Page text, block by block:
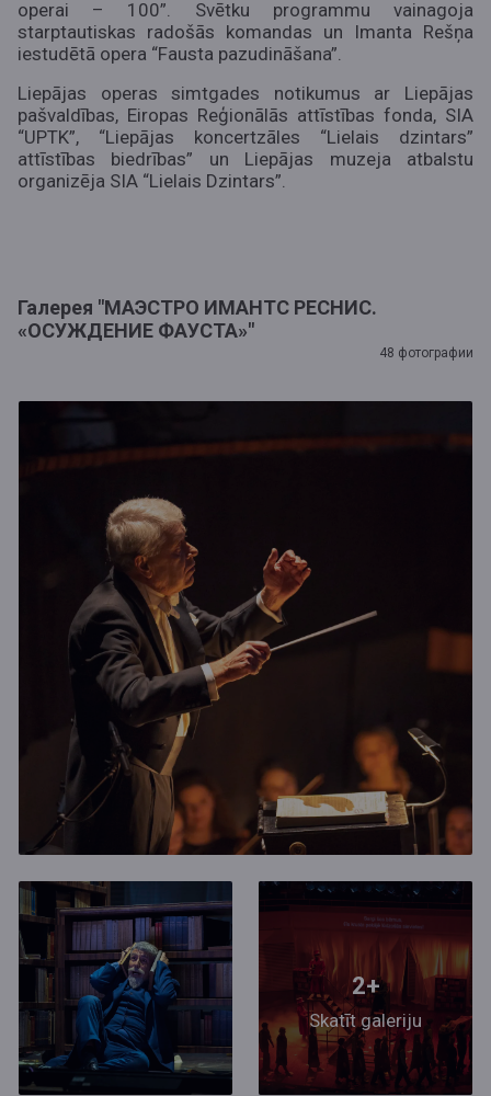
operai – 100”. Svētku programmu vainagoja
starptautiskas radošās komandas un Imanta Rešņa
iestudētā opera “Fausta pazudināšana”.
Liepājas operas simtgades notikumus ar Liepājas
pašvaldības, Eiropas Reģionālās attīstības fonda, SIA
“UPTK”, “Liepājas koncertzāles “Lielais dzintars”
attīstības biedrības” un Liepājas muzeja atbalstu
organizēja SIA “Lielais Dzintars”.
Галерея "МАЭСТРО ИМАНТС РЕСНИС.
«ОСУЖДЕНИЕ ФАУСТА»"
48 фотографии
2+
Skatīt galeriju